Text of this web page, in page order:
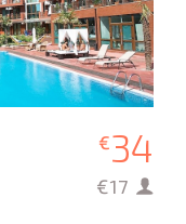
€34
€17